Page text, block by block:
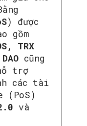
) được
gồm
TRX
DAO cũng
trợ
các tài
(PoS)
và